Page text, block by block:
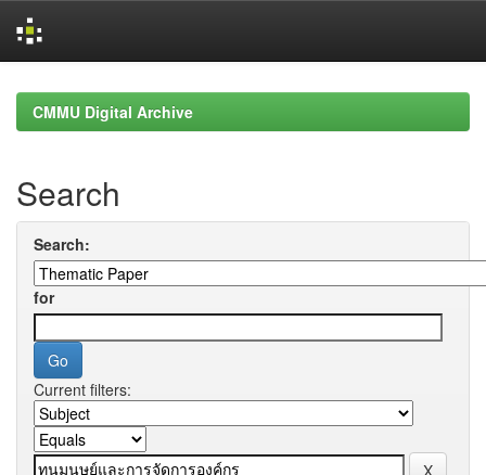
navigationCMMU Digital Archive
Search
Search:
for
Current filters: